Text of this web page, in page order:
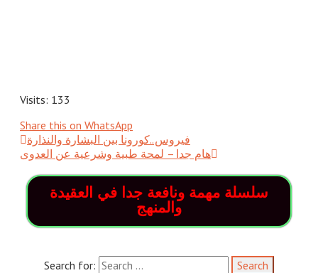
Visits: 133
Share this on WhatsApp
هام جدا – لمحة طبية وشرعية عن العدوى
سلسلة مهمة ونافعة جدا في العقيدة
والمنهج
Search for: